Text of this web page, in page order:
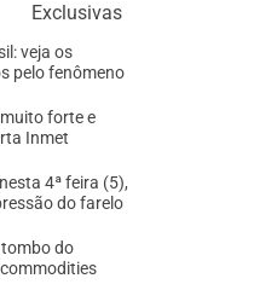
Exclusivas
veja os
pelo fenômeno
forte e
Inmet
4ª feira (5),
do farelo
do